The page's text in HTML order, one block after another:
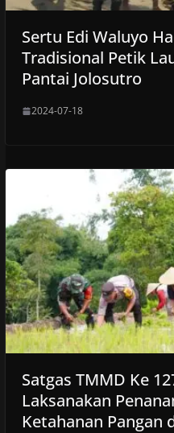
Sertu Edi Waluyo
Tradisional Petik
Pantai Jolosutro
2024-07-18
Satgas TMMD Ke
Laksanakan
Ketahanan Pangan